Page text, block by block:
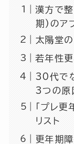
漢方で
期)のア
太陽堂の
若年性更
30代で
3つの原
「プレ更
リスト
更年期